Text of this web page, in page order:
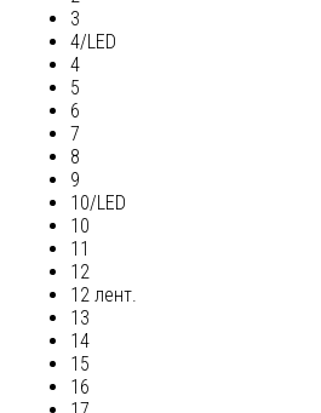
3
4/LED
4
5
6
7
8
9
10/LED
10
11
12
12 лент.
13
14
15
16